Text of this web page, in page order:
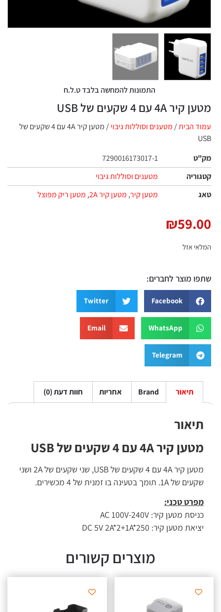
התמונות להמחשה בלבד ט.ל.ח
מטען קיר 4A עם 4 שקעים של USB
עמוד הבית/ מטענים וסוללות גיבוי
/ מטען קיר 4A עם 4 שקעים של
USB
מק"ט
7290016173017-1
קטגוריה
מטענים וסוללות גיבוי
טאג
מטען קיר, מטען קיר 2A , מטען ריק מפוצל
₪59.00
המלאי אזל
שתפו מוצר לחברים:
Facebook
Twitter
WhatsApp
Email
Telegram
תיאור Brand אחריות חוות דעת (0)
תיאור
מטען קיר 4A עם 4 שקעים של USB
מטען קיר 4A עם 4 שקעים של USB, שני שקעים של 2A ושני
שקעים של 1A. תומך בטעינה בו זמנית של 4 מכשירים.
מפרט טכני:
כניסת מטען קיר: AC 100V-240V
יציאת מטען קיר: DC 5V 2A*2+1A*250
מוצרים קשורים